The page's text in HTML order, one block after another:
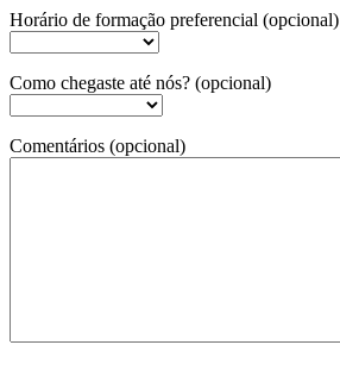
Horário de formação preferencial (opcional)
Como chegaste até nós? (opcional)
Comentários (opcional)